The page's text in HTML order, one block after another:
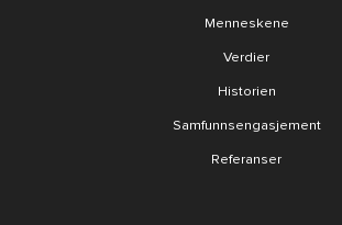
Menneskene
Verdier
Historien
Samfunnsengasjement
Referanser